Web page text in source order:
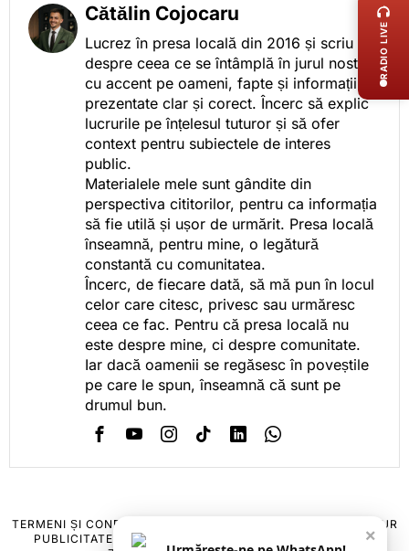
Cătălin Cojocaru
Lucrez în presa locală din 2016 și scriu
despre ceea ce se întâmplă în jurul nostru,
cu accent pe oameni, fapte și informații
prezentate clar și corect. Încerc să explic
lucrurile pe înțelesul tuturor și să ofer
context pentru subiectele de interes
public.
Materialele mele sunt gândite din
perspectiva cititorilor, pentru ca informația
să fie utilă și ușor de urmărit. Presa locală
înseamnă, pentru mine, o legătură
constantă cu comunitatea.
Încerc, de fiecare dată, să mă pun în locul
celor care citesc, privesc sau urmăresc
ceea ce fac. Pentru că presa locală nu
este despre mine, ci despre comunitate.
Iar dacă oamenii se regăsesc în poveștile
pe care le spun, înseamnă că sunt pe
drumul bun.
TERMENI ȘI CONDIȚII
POLITICA DE ANULARE & RETUR
PUBLICITATE ONLINE & TIPĂRITĂ
CONTACT
×
RADIO LIVE